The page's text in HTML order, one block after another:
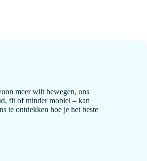
meer wilt bewegen, ons
fit of minder mobiel – kan
te ontdekken hoe je het beste